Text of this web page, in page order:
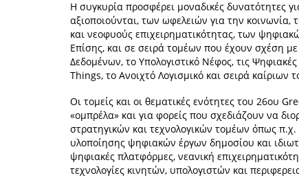
Η συγκυρία προσφέρει μοναδικές δυνατότητες
αξιοποιούνται, των ωφελειών για την κοινωνία,
και νεοφυούς επιχειρηματικότητας, των
Επίσης, και σε σειρά τομέων που έχουν σχέση
Δεδομένων, το Υπολογιστικό Νέφος, τις
Things, το Ανοιχτό Λογισμικό και σειρά
Οι τομείς και οι θεματικές ενότητες του 26ου
«ομπρέλα» και για φορείς που σχεδιάζουν να
στρατηγικών και τεχνολογικών τομέων όπως
υλοποίησης ψηφιακών έργων δημοσίου και
ψηφιακές πλατφόρμες, νεανική
τεχνολογίες κινητών, υπολογιστών και